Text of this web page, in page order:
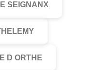
SEIGNANX
D ORTHE